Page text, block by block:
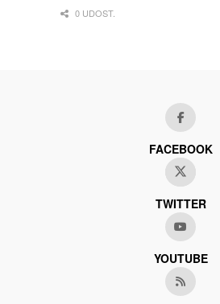
0 UDOST.
FACEBOOK
TWITTER
YOUTUBE